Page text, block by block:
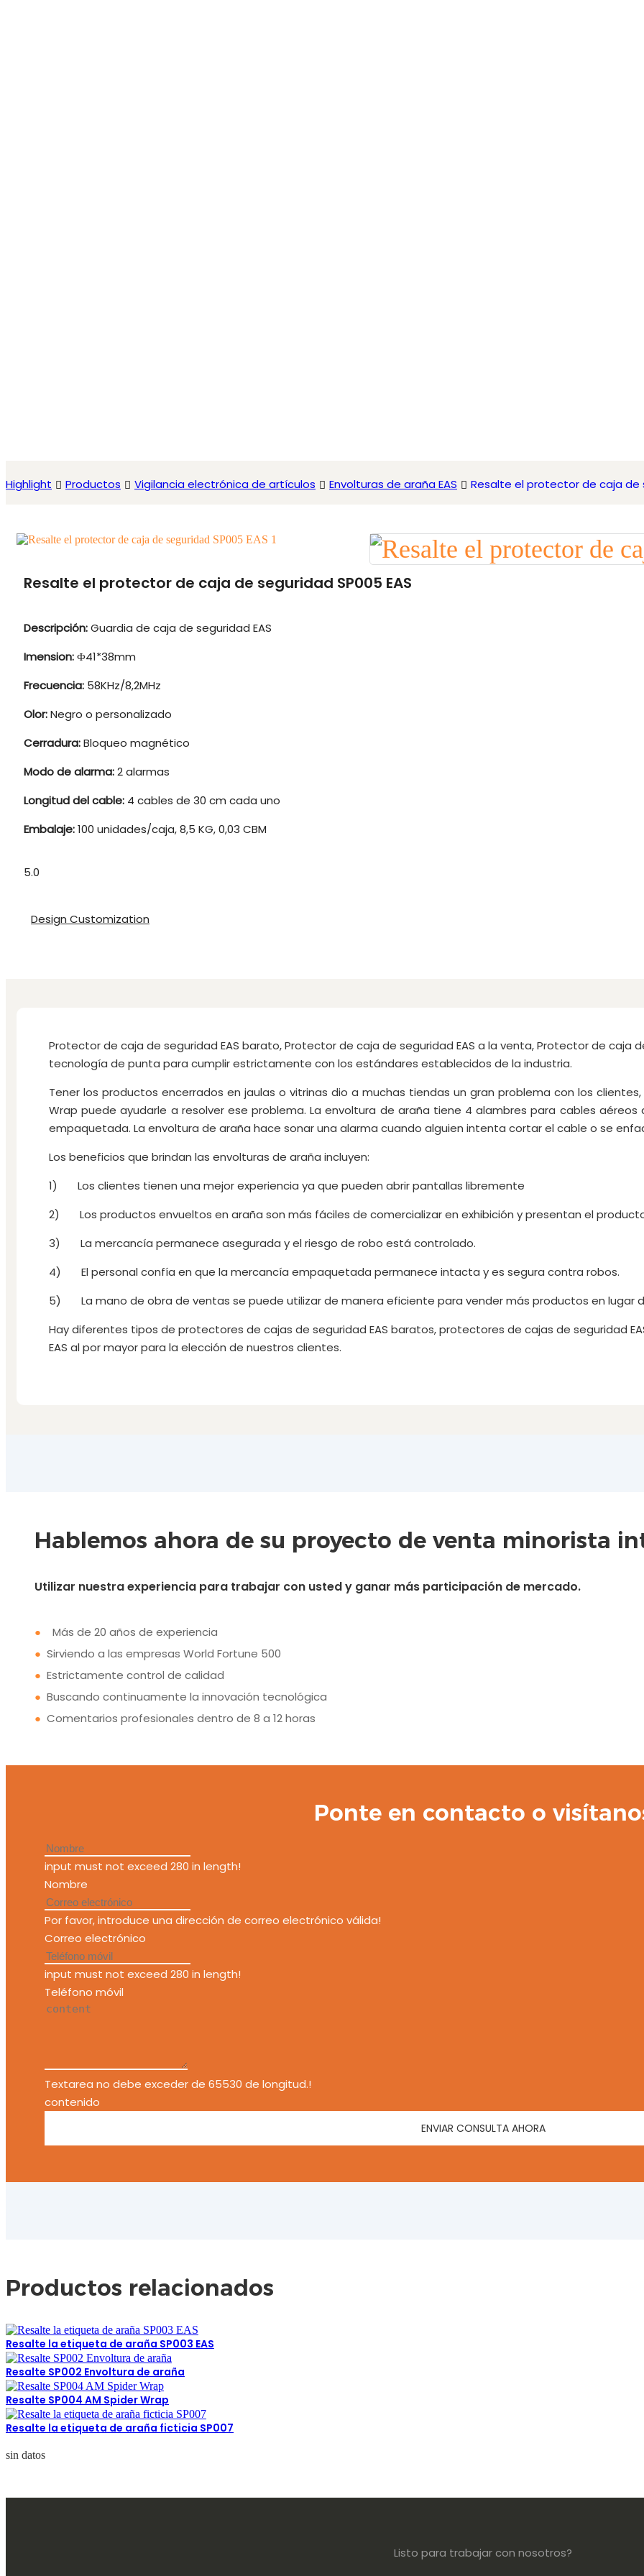
Highlight Productos Vigilancia electrónica de artículos Envolturas de araña EAS Resalte el protector de caja de
Resalte el protector de caja de seguridad SP005 EAS
Descripción:Guardia de caja de seguridad EAS
Imension:Ф41*38mm
Frecuencia: 58KHz/8,2MHz
Olor:Negro o personalizado
Cerradura:Bloqueo magnético
Modo de alarma:2 alarmas
Longitud del cable: 4 cables de 30 cm cada uno
Embalaje:100 unidades/caja, 8,5 KG, 0,03 CBM
5.0
Design Customization
Protector de caja de seguridad EAS barato, Protector de caja de seguridad EAS a la venta, Protector de caja
tecnología de punta para cumplir estrictamente con los estándares establecidos de la industria.
Tener los productos encerrados en jaulas o vitrinas dio a muchas tiendas un gran problema con los
Wrap puede ayudarle a resolver ese problema. La envoltura de araña tiene 4 alambres para cables
empaquetada. La envoltura de araña hace sonar una alarma cuando alguien intenta cortar el cable o se
Los beneficios que brindan las envolturas de araña incluyen:
1) Los clientes tienen una mejor experiencia ya que pueden abrir pantallas libremente
2) Los productos envueltos en araña son más fáciles de comercializar en exhibición y presentan el
3) La mercancía permanece asegurada y el riesgo de robo está controlado.
4) El personal confía en que la mercancía empaquetada permanece intacta y es segura contra robos.
5) La mano de obra de ventas se puede utilizar de manera eficiente para vender más productos en lugar
Hay diferentes tipos de protectores de cajas de seguridad EAS baratos, protectores de cajas de seguridad
EAS al por mayor para la elección de nuestros clientes.
Hablemos ahora de su proyecto de venta minorista
Utilizar nuestra experiencia para trabajar con usted y ganar más participación de mercado.
●
Más de 20 años de experiencia
●Sirviendo a las empresas World Fortune 500
●Estrictamente control de calidad
●Buscando continuamente la innovación tecnológica
●Comentarios profesionales dentro de 8 a 12 horas
Ponte en contacto o
input must not exceed 280 in length!
Nombre
Por favor, introduce una dirección de correo electrónico válida!
Correo electrónico
input must not exceed 280 in length!
Teléfono móvil
Textarea no debe exceder de 65530 de longitud.!
contenido
ENVIAR CONSULTA AHORA
Productos relacionados
Resalte la etiqueta de araña SP003 EAS
Resalte SP002 Envoltura de araña
Resalte SP004 AM Spider Wrap
Resalte la etiqueta de araña ficticia SP007
sin datos
Listo para trabajar con nosotros?